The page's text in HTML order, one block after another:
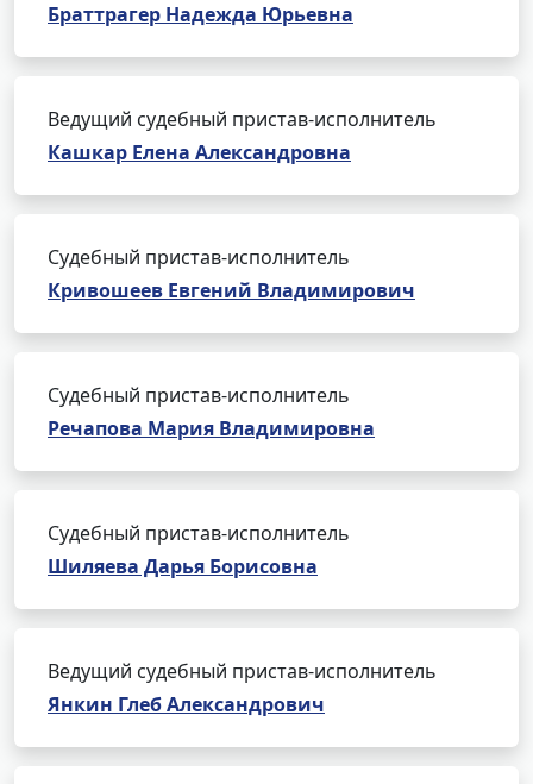
Браттрагер Надежда Юрьевна
Ведущий судебный пристав-исполнитель
Кашкар Елена Александровна
Судебный пристав-исполнитель
Кривошеев Евгений Владимирович
Судебный пристав-исполнитель
Речапова Мария Владимировна
Судебный пристав-исполнитель
Шиляева Дарья Борисовна
Ведущий судебный пристав-исполнитель
Янкин Глеб Александрович